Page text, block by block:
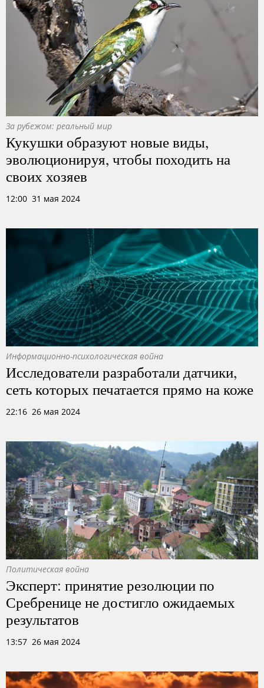
За рубежом: реальный мир
Кукушки образуют новые виды,
эволюционируя, чтобы походить на
своих хозяев
12:00 31 мая 2024
Информационно-психологическая война
Исследователи разработали датчики,
сеть которых печатается прямо на коже
22:16 26 мая 2024
Политическая война
Эксперт: принятие резолюции по
Сребренице не достигло ожидаемых
результатов
13:57 26 мая 2024